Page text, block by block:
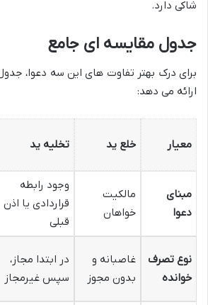
شاکی دارد.
جدول مقایسه ای جامع
برای درک بهتر تفاوت های این سه دعوا،
ارائه می دهد:
معیار خلع ید تخلیه ید
مبنای
دعوا
مالکیت
خواهان
وجود رابطه
قراردادی یا اذن
قبلی
نوع تصرف
خوانده
غاصبانه و
بدون مجوز
در ابتدا مجاز،
سپس غیرمجاز